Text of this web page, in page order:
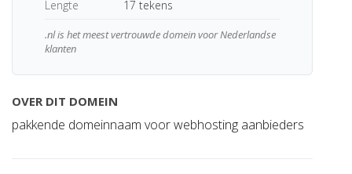
Lengte
17 tekens
.nl is het meest vertrouwde domein voor Nederlandse
klanten
OVER DIT DOMEIN
pakkende domeinnaam voor webhosting aanbieders